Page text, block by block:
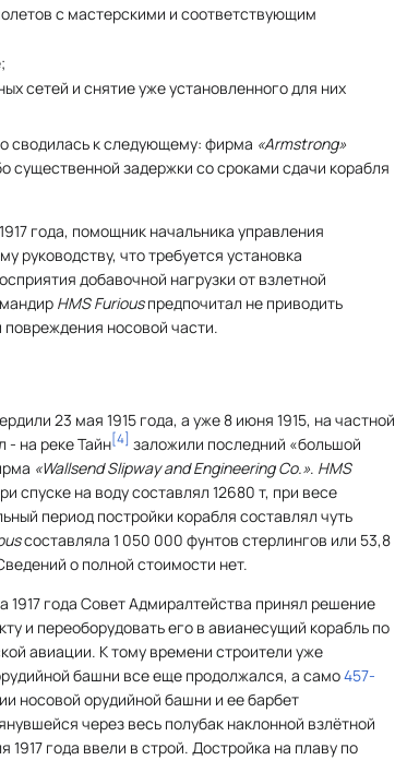
с мастерскими и соответствующим
сетей и снятие уже установленного для них
сводилась к следующему: фирма «Armstrong»
существенной задержки со сроками сдачи корабля
года, помощник начальника управления
руководству, что требуется установка
добавочной нагрузки от взлетной
HMS Furiousпредпочитал не приводить
носовой части.
23 мая 1915 года, а уже 8 июня 1915, на частной
- на реке Тайн[4] заложили последний «большой
«Wallsend Slipway and Engineering Co.». HMS
спуске на воду составлял 12680 т, при весе
период постройки корабля составлял чуть
составляла 1 050 000 фунтов стерлингов или 53,8
о полной стоимости нет.
1917 года Совет Адмиралтейства принял решение
и переоборудовать его в авианесущий корабль по
авиации. К тому времени строители уже
башни все еще продолжался, а само457-
носовой орудийной башни и ее барбет
через весь полубак наклонной взлётной
года ввели в строй. Достройка на плаву по